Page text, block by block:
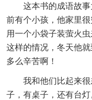
这本书的成语故
前有个小孩，他家里
用一个小袋子装萤火
这样的情况，冬天他
多么辛苦啊！
我和他们比起来
子，有桌子，还有台